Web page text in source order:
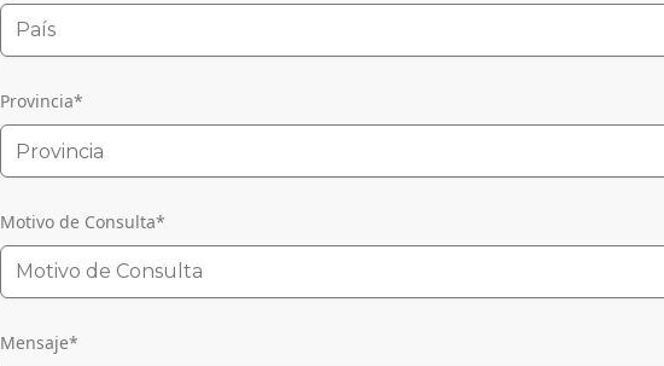
País
Provincia*
Motivo de Consulta*
Motivo de Consulta
Mensaje*